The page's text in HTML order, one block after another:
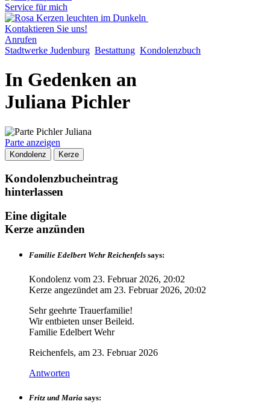
Service für mich
Kontaktieren Sie uns!
Anrufen
Stadtwerke Judenburg Bestattung Kondolenzbuch
In Gedenken an
Juliana Pichler
Parte anzeigen
Kondolenz Kerze
Kondolenzbucheintrag
hinterlassen
Eine digitale
Kerze anzünden
Familie Edelbert Wehr Reichenfels says:
Kondolenz vom 23. Februar 2026, 20:02
Kerze angezündet am 23. Februar 2026, 20:02
Sehr geehrte Trauerfamilie!
Wir entbieten unser Beileid.
Familie Edelbert Wehr
Reichenfels, am 23. Februar 2026
Antworten
Fritz und Maria says: